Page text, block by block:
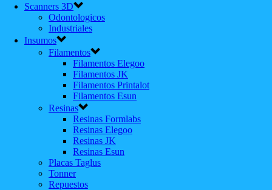
Scanners 3D
Odontologicos
Industriales
Insumos
Filamentos
Filamentos Elegoo
Filamentos JK
Filamentos Printalot
Filamentos Esun
Resinas
Resinas Formlabs
Resinas Elegoo
Resinas JK
Resinas Esun
Placas Taglus
Tonner
Repuestos